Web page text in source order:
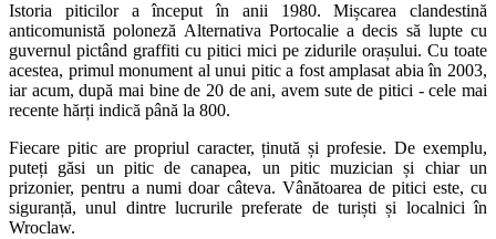
Istoria piticilor a început în anii 1980. Mișcarea clandestină
anticomunistă poloneză Alternativa Portocalie a decis să lupte cu
guvernul pictând graffiti cu pitici mici pe zidurile orașului. Cu toate
acestea, primul monument al unui pitic a fost amplasat abia în 2003,
iar acum, după mai bine de 20 de ani, avem sute de pitici - cele mai
recente hărți indică până la 800.
Fiecare pitic are propriul caracter, ținută și profesie. De exemplu,
puteți găsi un pitic de canapea, un pitic muzician și chiar un
prizonier, pentru a numi doar câteva. Vânătoarea de pitici este, cu
siguranță, unul dintre lucrurile preferate de turiști și localnici în
Wroclaw.